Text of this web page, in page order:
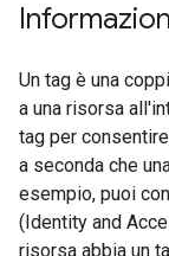
Un tag è una
a una risorsa
tag per
a seconda che
esempio, puoi
(Identity and
risorsa abbia un